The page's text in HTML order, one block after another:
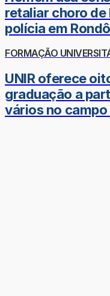
retaliar choro de
polícia em
FORMAÇÃO
UNIR oferece
graduação a
vários no